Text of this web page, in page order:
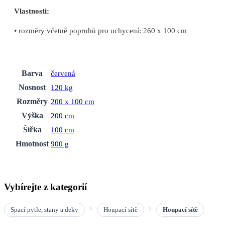
Vlastnosti:
• rozměry včetně popruhů pro uchycení: 260 x 100 cm
Barva
červená
Nosnost
120 kg
Rozměry 200 x 100 cm
Výška
200 cm
Šířka
100 cm
Hmotnost 900 g
Vybírejte z kategorií
Spací pytle, stany a deky Houpací sítě Houpací sítě